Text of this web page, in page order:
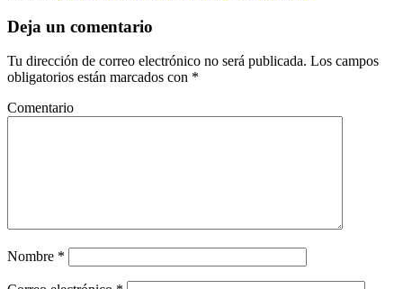
Deja un comentario
Tu dirección de correo electrónico no será publicada. Los campos
obligatorios están marcados con *
Comentario
Nombre *